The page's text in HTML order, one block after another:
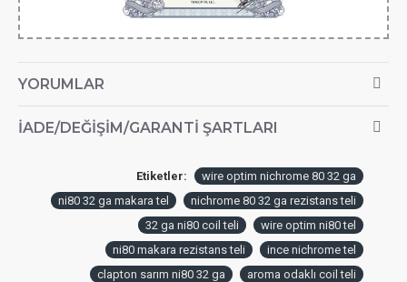
YORUMLAR
İADE/DEĞIŞIM/GARANTI ŞARTLARI
Etiketler:
wire optim nichrome 80 32 ga
ni80 32 ga makara tel
nichrome 80 32 ga rezistans teli
32 ga ni80 coil teli
wire optim ni80 tel
ni80 makara rezistans teli
ince nichrome tel
clapton sarım ni80 32 ga
aroma odaklı coil teli